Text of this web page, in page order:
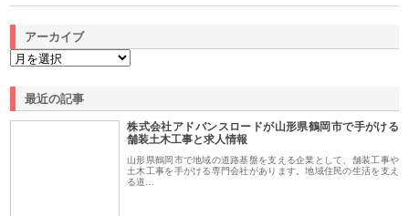
アーカイブ
最近の記事
株式会社アドバンスロードが山形県鶴岡市で手がける
舗装土木工事と求人情報
山形県鶴岡市で地域の道路基盤を支える企業として、舗装工事や
土木工事を手がける専門会社があります。地域住民の生活を支え
る道…